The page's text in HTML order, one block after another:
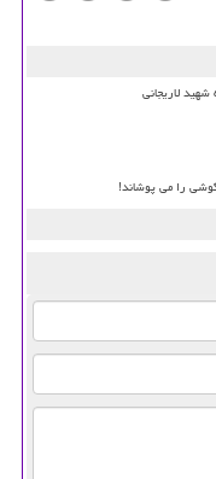
لاریجانی
را می پوشاند!